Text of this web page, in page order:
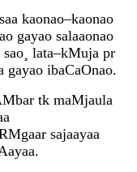
kaonao–kaonao
gayao salaaonao
lata–kMuja pr
gayao ibaCaOnao.
tk maMjaula
sajaayaa